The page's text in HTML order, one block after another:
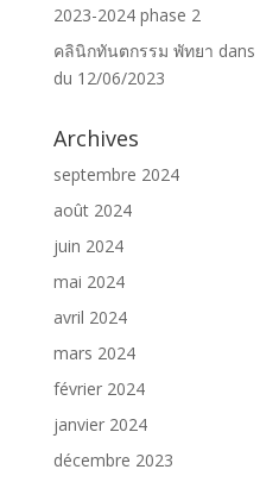
2023-2024 phase 2
คลินิกทันตกรรม พัทยา dans
du 12/06/2023
Archives
septembre 2024
août 2024
juin 2024
mai 2024
avril 2024
mars 2024
février 2024
janvier 2024
décembre 2023